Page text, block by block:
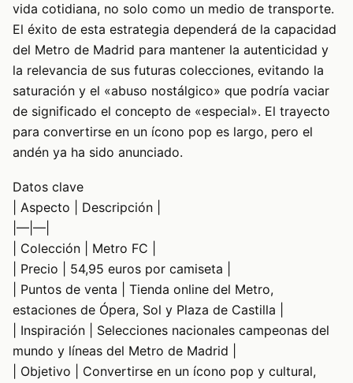
vida cotidiana, no solo como un medio de transporte.
El éxito de esta estrategia dependerá de la capacidad
del Metro de Madrid para mantener la autenticidad y
la relevancia de sus futuras colecciones, evitando la
saturación y el «abuso nostálgico» que podría vaciar
de significado el concepto de «especial». El trayecto
para convertirse en un ícono pop es largo, pero el
andén ya ha sido anunciado.
Datos clave
| Aspecto | Descripción |
|—|—|
| Colección | Metro FC |
| Precio | 54,95 euros por camiseta |
| Puntos de venta | Tienda online del Metro,
estaciones de Ópera, Sol y Plaza de Castilla |
| Inspiración | Selecciones nacionales campeonas del
mundo y líneas del Metro de Madrid |
| Objetivo | Convertirse en un ícono pop y cultural,